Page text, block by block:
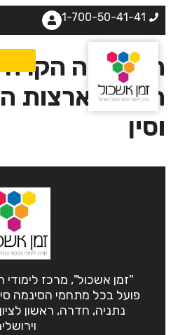
1-700-50-41-41
הקרה
ה-21- ארצות
"זמן אשכול", מרכז לימודי
פועל בכל מתחמי הסינמה
נתניה, חדרה, ראשון
וירושלים.